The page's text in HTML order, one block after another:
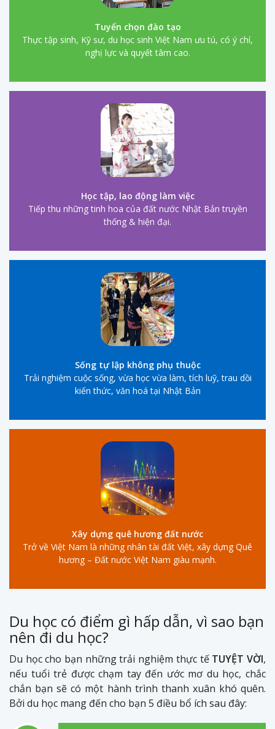
Tuyển chọn đào tạo
Thực tập sinh, Kỹ sư, du học sinh Việt Nam ưu tú, có ý chí,
nghị lực và quyết tâm cao.
Học tập, lao động làm việc
Tiếp thu những tinh hoa của đất nước Nhật Bản truyền
thống & hiện đại.
Sống tự lập không phụ thuộc
Trải nghiệm cuộc sống, vừa học vừa làm, tích luỹ, trau dồi
kiến thức, văn hoá tại Nhật Bản
Xây dựng quê hương đất nước
Trở về Việt Nam là những nhân tài đất Việt, xây dựng Quê
hương – Đất nước Việt Nam giàu mạnh.
Du học có điểm gì hấp dẫn, vì sao bạn
nên đi du học?
Du học cho bạn những trải nghiệm thực tế TUYỆT VỜI,
nếu tuổi trẻ được chạm tay đến ước mơ du học, chắc
chắn bạn sẽ có một hành trình thanh xuân khó quên.
Bởi du học mang đến cho bạn 5 điều bổ ích sau đây: